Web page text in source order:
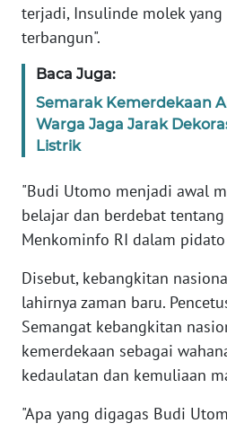
terjadi, Insulinde molek
terbangun".
Baca Juga:
Semarak Kemerdekaan
Warga Jaga Jarak
Listrik
"Budi Utomo menjadi awal
belajar dan berdebat
Menkominfo RI dalam
Disebut, kebangkitan
lahirnya zaman baru.
Semangat kebangkitan
kemerdekaan sebagai
kedaulatan dan kemuliaan
"Apa yang digagas Budi
WN
SULBAR
WN
BABEL
WN
WN
SUMSEL
WN
BENGKULU
WN
LAMPUNG
WN
JATENG